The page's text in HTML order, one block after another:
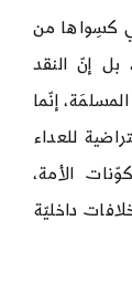
كسِواها من
إنّ النقد
إنّما
للعداء
الأمة،
داخليّة